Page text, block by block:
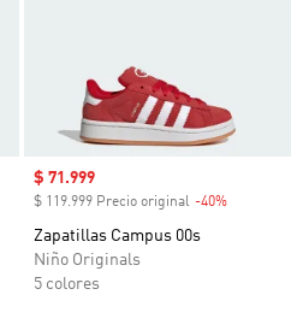
Precio de venta
$ 71.999
$ 119.999 Precio original -40%
Zapatillas Campus 00s
Niño Originals
5 colores